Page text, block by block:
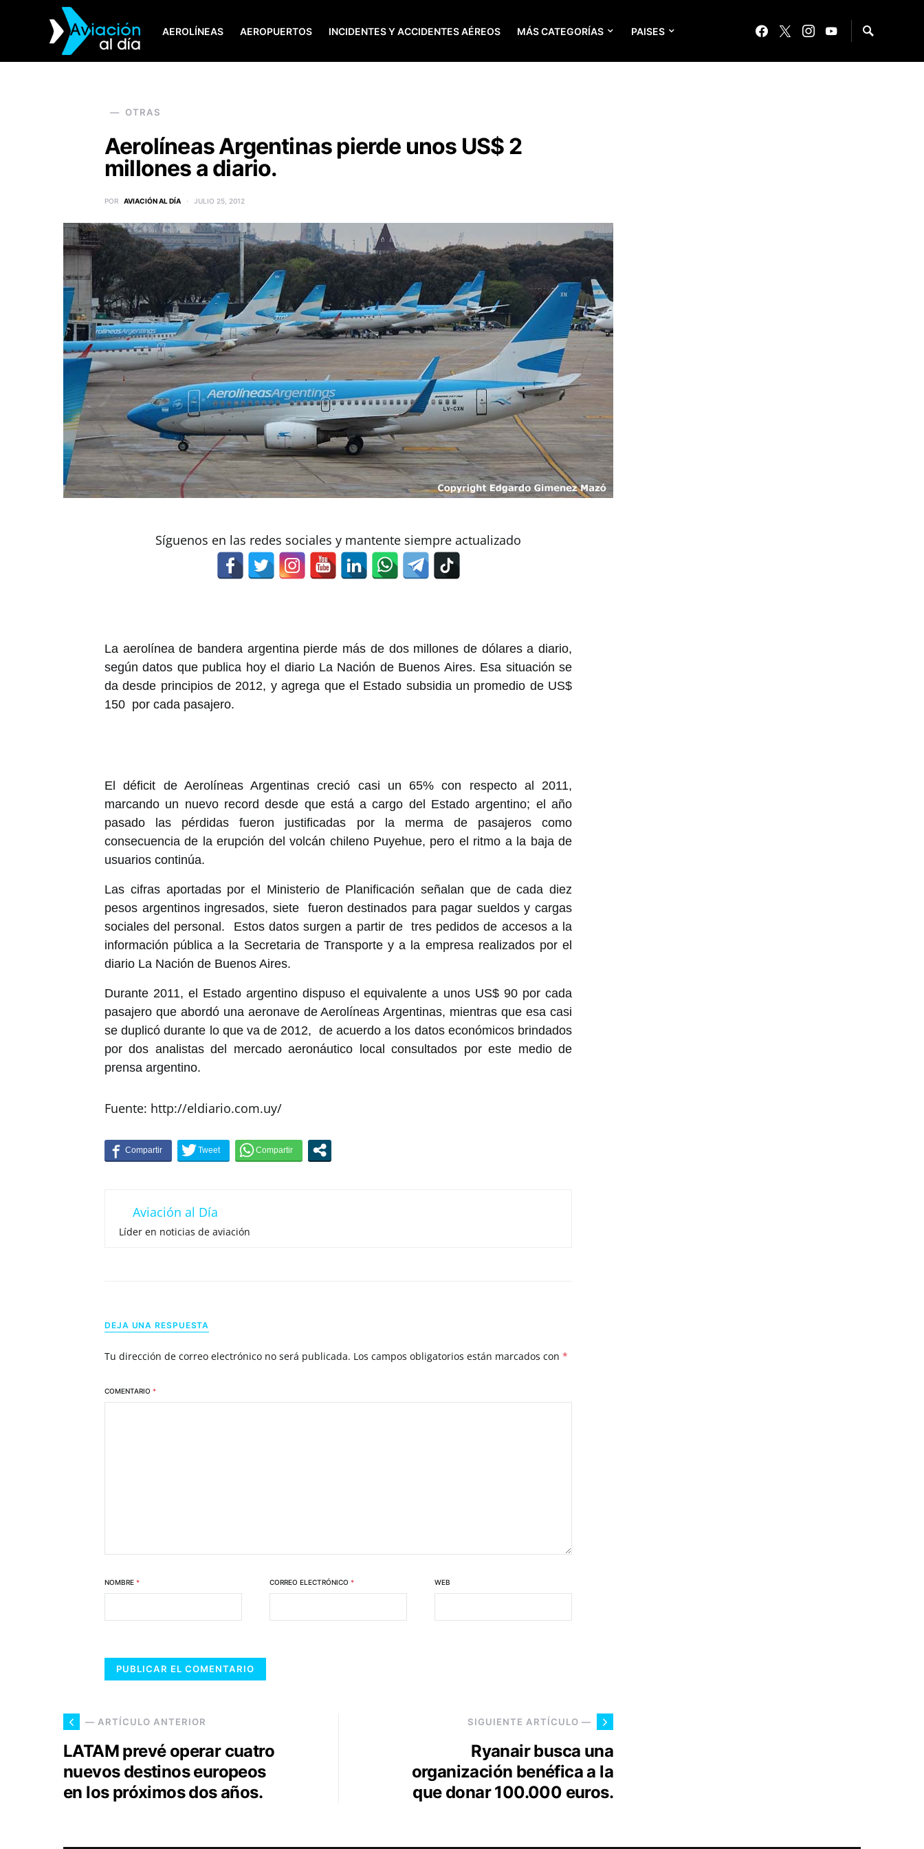
AEROLÍNEAS AEROPUERTOS INCIDENTES Y ACCIDENTES AÉREOS MÁS CATEGORÍAS PAISES
SEARCH FOR:
OTRAS
Aerolíneas Argentinas pierde unos US$ 2
millones a diario.
POR AVIACIÓN AL DÍA JULIO 25, 2012
Síguenos en las redes sociales y mantente siempre actualizado
La aerolínea de bandera argentina pierde más de dos millones de dólares a diario,
según datos que publica hoy el diario La Nación de Buenos Aires. Esa situación se
da desde principios de 2012, y agrega que el Estado subsidia un promedio de US$
150 por cada pasajero.
El déficit de Aerolíneas Argentinas creció casi un 65% con respecto al 2011,
marcando un nuevo record desde que está a cargo del Estado argentino; el año
pasado las pérdidas fueron justificadas por la merma de pasajeros como
consecuencia de la erupción del volcán chileno Puyehue, pero el ritmo a la baja de
usuarios continúa.
Las cifras aportadas por el Ministerio de Planificación señalan que de cada diez
pesos argentinos ingresados, siete fueron destinados para pagar sueldos y cargas
sociales del personal. Estos datos surgen a partir de tres pedidos de accesos a la
información pública a la Secretaria de Transporte y a la empresa realizados por el
diario La Nación de Buenos Aires.
Durante 2011, el Estado argentino dispuso el equivalente a unos US$ 90 por cada
pasajero que abordó una aeronave de Aerolíneas Argentinas, mientras que esa casi
se duplicó durante lo que va de 2012, de acuerdo a los datos económicos brindados
por dos analistas del mercado aeronáutico local consultados por este medio de
prensa argentino.
Fuente: http://eldiario.com.uy/
Aviación al Día
Líder en noticias de aviación
DEJA UNA RESPUESTA
Tu dirección de correo electrónico no será publicada. Los campos obligatorios están marcados con *
COMENTARIO *
NOMBRE * CORREO ELECTRÓNICO * WEB
— ARTÍCULO ANTERIOR
LATAM prevé operar cuatro
nuevos destinos europeos
en los próximos dos años.
SIGUIENTE ARTÍCULO —
Ryanair busca una
organización benéfica a la
que donar 100.000 euros.